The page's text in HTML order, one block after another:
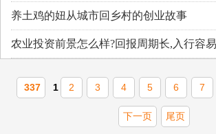
养土鸡的妞从城市回乡村的创业故事
农业投资前景怎么样?回报周期长,入行容
337 1 2 3 4 5 6 7
下一页 尾页